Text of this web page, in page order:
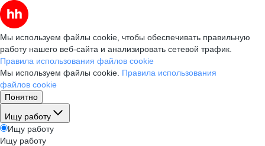
Мы используем файлы cookie, чтобы обеспечивать правильную
работу нашего веб-сайта и анализировать сетевой трафик.
Правила использования файлов cookie
Мы используем файлы cookie. Правила использования
файлов cookie
Понятно
Ищу работу
Ищу работу
Ищу работу